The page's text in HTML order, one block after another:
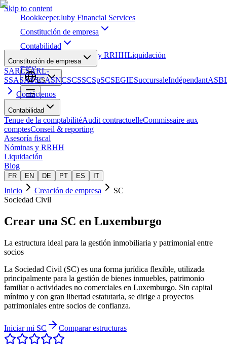
Skip to content
Bookkeeper.luby Financial Services
Constitución de empresa
Contabilidad
Nóminas y RRHHLiquidación
Blog
ES
Constitución de empresa
SARLSARL-
SSASASSCASNCSCSSCSpSCSEGIESuccursaleIndépendant
Contáctenos
Contabilidad
Tenue de la comptabilitéAudit contractuelleCommissaire aux
comptesConseil & reporting
Asesoría fiscal
Nóminas y RRHH
Liquidación
Blog
FR EN DE PT ES IT
Inicio Creación de empresa
SC
Sociedad Civil
Crear una SC en Luxemburgo
La estructura ideal para la gestión inmobiliaria y patrimonial entre
socios
La Sociedad Civil (SC) es una forma jurídica flexible, utilizada
principalmente para la gestión de bienes inmuebles, patrimonio
familiar o actividades no comerciales en Luxemburgo. Sin capital
mínimo y con gran libertad estatutaria, se dirige a proyectos
patrimoniales entre socios de confianza.
Iniciar mi SC Comparar estructuras